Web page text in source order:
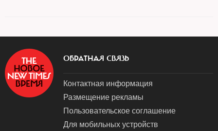
ОБРАТНАЯ СВЯЗЬ
Контактная информация
Размещение рекламы
Пользовательское соглашение
Для мобильных устройств